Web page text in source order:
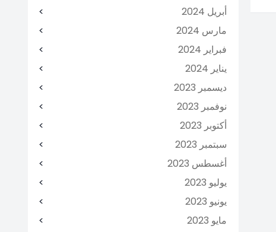
أبريل 2024
مارس 2024
فبراير 2024
يناير 2024
ديسمبر 2023
نوفمبر 2023
أكتوبر 2023
سبتمبر 2023
أغسطس 2023
يوليو 2023
يونيو 2023
مايو 2023